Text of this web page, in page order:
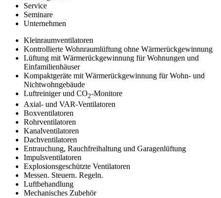
Service
Seminare
Unternehmen
Kleinraumventilatoren
Kontrollierte Wohnraumlüftung ohne Wärmerückgewinnung
Lüftung mit Wärmerückgewinnung für Wohnungen und
Einfamilienhäuser
Kompaktgeräte mit Wärmerückgewinnung für Wohn- und
Nichtwohngebäude
Luftreiniger und CO2-Monitore
Axial- und VAR-Ventilatoren
Boxventilatoren
Rohrventilatoren
Kanalventilatoren
Dachventilatoren
Entrauchung, Rauchfreihaltung und Garagenlüftung
Impulsventilatoren
Explosionsgeschützte Ventilatoren
Messen. Steuern. Regeln.
Luftbehandlung
Mechanisches Zubehör